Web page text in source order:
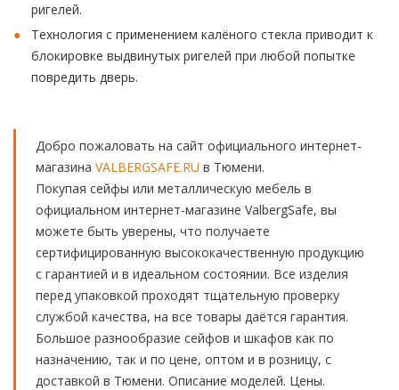
ригелей.
Технология с применением калёного стекла приводит к
блокировке выдвинутых ригелей при любой попытке
повредить дверь.
Добро пожаловать на сайт официального интернет-
магазина VALBERGSAFE.RU в Тюмени.
Покупая сейфы или металлическую мебель в
официальном интернет-магазине ValbergSafe, вы
можете быть уверены, что получаете
сертифицированную высококачественную продукцию
с гарантией и в идеальном состоянии. Все изделия
перед упаковкой проходят тщательную проверку
службой качества, на все товары даётся гарантия.
Большое разнообразие сейфов и шкафов как по
назначению, так и по цене, оптом и в розницу, с
доставкой в Тюмени. Описание моделей. Цены.